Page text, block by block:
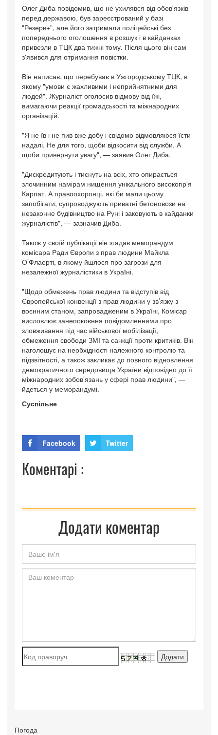
Олег Диба повідомив, що не ухилявся від обов'язків
перед державою, був зареєстрований у базі
"Резерв+", але його затримали поліцейські без
попереднього оголошення в розшук і в кайданках
привезли в ТЦК два тижні тому. Після цього він сам
з'явився для отримання повістки.
Він написав, що перебуває в Ужгородському ТЦК, в
якому "умови є жахливими і неприйнятними для
людей". Журналіст оголосив відмову від їжі,
вимагаючи реакції громадськості та міжнародних
організацій.
"Я не їв і не пив вже добу і свідомо відмовляюся їсти
надалі. Не для того, щоби відкосити від служби. А
щоби привернути увагу", — заявив Олег Диба.
"Дискредитують і тиснуть на всіх, хто опирається
злочинним намірам нищення унікального високогір'я
Карпат. А правоохоронці, які би мали цьому
запобігати, супроводжують приватні бетоновози на
незаконне будівництво на Руні і заковують в кайданки
журналістів", — зазначив Диба.
Також у своїй публікації він згадав меморандум
комісара Ради Європи з прав людини Майкла
О’Флаерті, в якому йшлося про загрози для
незалежної журналістики в Україні.
"Щодо обмежень прав людини та відступів від
Європейської конвенції з прав людини у зв’язку з
воєнним станом, запровадженим в Україні, Комісар
висловлює занепокоєння повідомленнями про
зловживання під час військової мобілізації,
обмеження свободи ЗМІ та санкції проти критиків. Він
наголошує на необхідності належного контролю та
підзвітності, а також закликає до повного відновлення
демократичного середовища України відповідно до її
міжнародних зобов’язань у сфері прав людини", —
йдеться у меморандумі.
Суспільне
Facebook Twitter
Коментарі :
Додати коментар
Погода